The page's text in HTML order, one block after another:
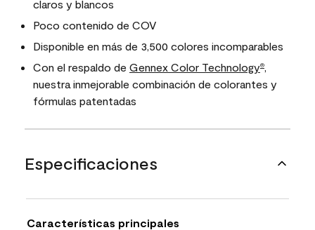
claros y blancos
Poco contenido de COV
Disponible en más de 3,500 colores incomparables
Con el respaldo de Gennex Color Technology®,
nuestra inmejorable combinación de colorantes y
fórmulas patentadas
Especificaciones
Características principales